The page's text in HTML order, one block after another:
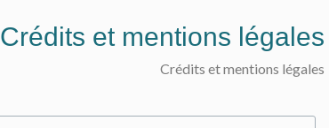
Crédits et mentions légales
Crédits et mentions légales